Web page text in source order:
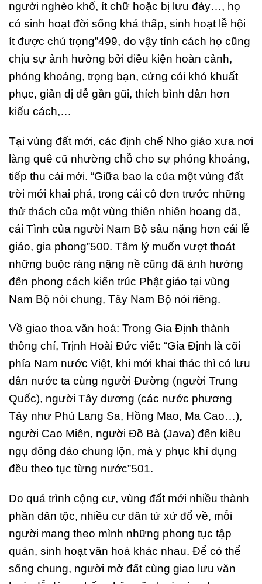
người nghèo khổ, ít chữ hoặc bị lưu đày…, họ
có sinh hoạt đời sống khá thấp, sinh hoạt lễ hội
ít được chú trọng”499, do vậy tính cách họ cũng
chịu sự ảnh hưởng bởi điều kiện hoàn cảnh,
phóng khoáng, trọng bạn, cứng cỏi khó khuất
phục, giản dị dễ gần gũi, thích bình dân hơn
kiểu cách,…
Tại vùng đất mới, các định chế Nho giáo xưa nơi
làng quê cũ nhường chỗ cho sự phóng khoáng,
tiếp thu cái mới. “Giữa bao la của một vùng đất
trời mới khai phá, trong cái cô đơn trước những
thử thách của một vùng thiên nhiên hoang dã,
cái Tình của người Nam Bộ sâu nặng hơn cái lễ
giáo, gia phong”500. Tâm lý muốn vượt thoát
những buộc ràng nặng nề cũng đã ảnh hưởng
đến phong cách kiến trúc Phật giáo tại vùng
Nam Bộ nói chung, Tây Nam Bộ nói riêng.
Về giao thoa văn hoá: Trong Gia Định thành
thông chí, Trịnh Hoài Đức viết: “Gia Định là cõi
phía Nam nước Việt, khi mới khai thác thì có lưu
dân nước ta cùng người Đường (người Trung
Quốc), người Tây dương (các nước phương
Tây như Phú Lang Sa, Hồng Mao, Ma Cao…),
người Cao Miên, người Đồ Bà (Java) đến kiều
ngụ đông đảo chung lộn, mà y phục khí dụng
đều theo tục từng nước”501.
Do quá trình cộng cư, vùng đất mới nhiều thành
phần dân tộc, nhiều cư dân tứ xứ đổ về, mỗi
người mang theo mình những phong tục tập
quán, sinh hoạt văn hoá khác nhau. Để có thể
sống chung, người mở đất cùng giao lưu văn